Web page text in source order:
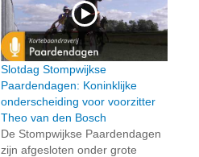
Slotdag Stompwijkse
Paardendagen: Koninklijke
onderscheiding voor voorzitter
Theo van den Bosch
De Stompwijkse Paardendagen
zijn afgesloten onder grote